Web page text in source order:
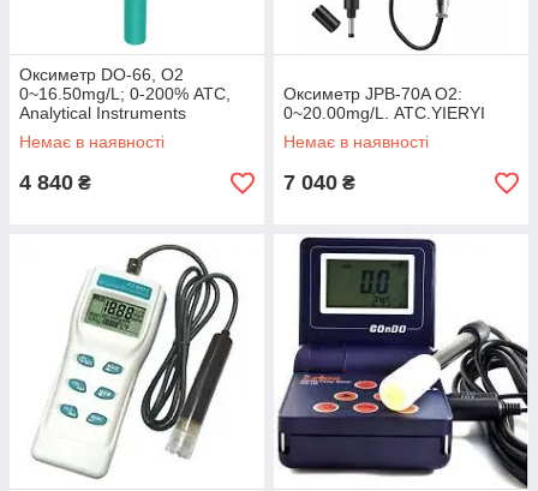
Оксиметр DO-66, О2
0~16.50mg/L; 0-200% АТС,
Analytical Instruments
Немає в наявності
4 840 ₴
Оксиметр JPB-70A О2:
0~20.00mg/L. АТС.YIERYI
Немає в наявності
7 040 ₴